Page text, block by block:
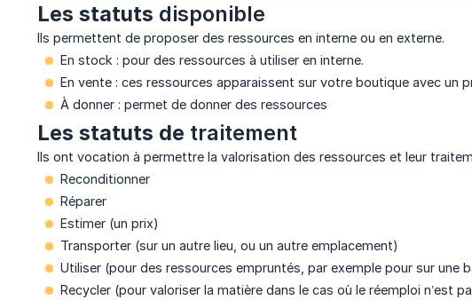
Les statuts disponible
Ils permettent de proposer des ressources en interne ou en externe.
En stock : pour des ressources à utiliser en interne.
En vente : ces ressources apparaissent sur votre boutique avec un
À donner : permet de donner des ressources
Les statuts de traitement
Ils ont vocation à permettre la valorisation des ressources et leur
Reconditionner
Réparer
Estimer (un prix)
Transporter (sur un autre lieu, ou un autre emplacement)
Utiliser (pour des ressources empruntés, par exemple pour sur une
Recycler (pour valoriser la matière dans le cas où le réemploi n’est